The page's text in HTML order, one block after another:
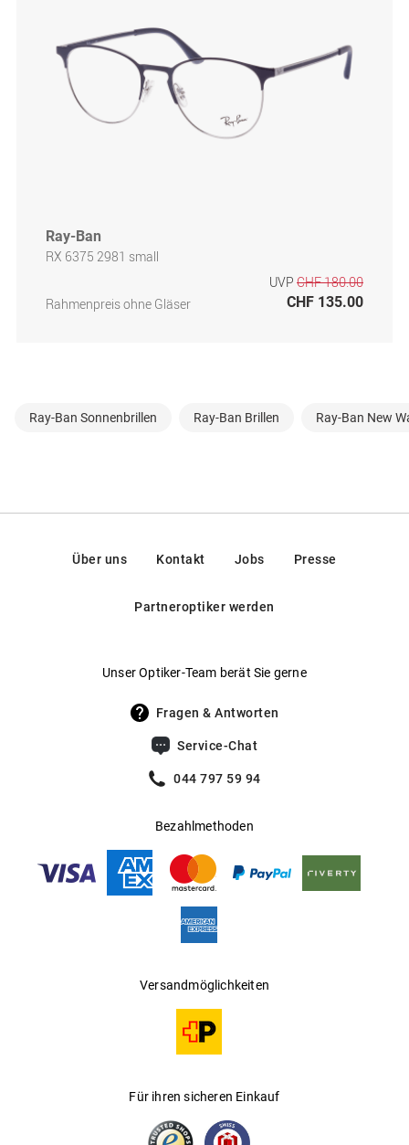
Ray-Ban
RX 6375 2981 small
Rahmenpreis ohne Gläser
UVP CHF 180.00
CHF 135.00
Ray-Ban Sonnenbrillen Ray-Ban Brillen Ray-Ban New
Über uns Kontakt Jobs Presse
Partneroptiker werden
Unser Optiker-Team berät Sie gerne
Fragen & Antworten
Service-Chat
044 797 59 94
Bezahlmethoden
Versandmöglichkeiten
Für ihren sicheren Einkauf